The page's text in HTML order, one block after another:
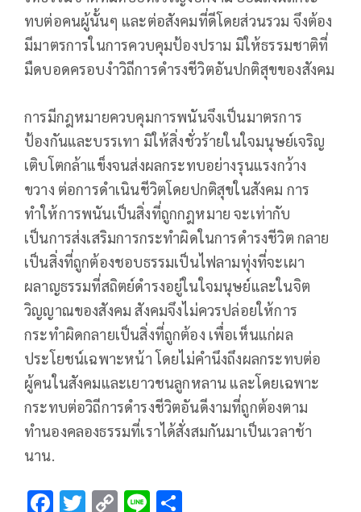
ทบต่อคนผู้นั้นๆ และต่อสังคมที่ดีโดยส่วนรวม จึงต้อง
มีมาตรการในการควบคุมป้องปราม มิให้ธรรมชาติที่
มืดบอดครอบงำวิถีการดำรงชีวิตอันปกติสุขของสังคม
การมีกฎหมายควบคุมการพนันจึงเป็นมาตรการ
ป้องกันและบรรเทา มิให้สิ่งชั่วร้ายในใจมนุษย์เจริญ
เติบโตกล้าแข็งจนส่งผลกระทบอย่างรุนแรงกว้าง
ขวาง ต่อการดำเนินชีวิตโดยปกติสุขในสังคม การ
ทำให้การพนันเป็นสิ่งที่ถูกกฎหมาย จะเท่ากับ
เป็นการส่งเสริมการกระทำผิดในการดำรงชีวิต กลาย
เป็นสิ่งที่ถูกต้องชอบธรรมเป็นไฟลามทุ่งที่จะเผา
ผลาญธรรมที่สถิตย์ดำรงอยู่ในใจมนุษย์และในจิต
วิญญาณของสังคม สังคมจึงไม่ควรปล่อยให้การ
กระทำผิดกลายเป็นสิ่งที่ถูกต้อง เพื่อเห็นแก่ผล
ประโยชน์เฉพาะหน้า โดยไม่คำนึงถึงผลกระทบต่อ
ผู้คนในสังคมและเยาวชนลูกหลาน และโดยเฉพาะ
กระทบต่อวิถีการดำรงชีวิตอันดีงามที่ถูกต้องตาม
ทำนองคลองธรรมที่เราได้สั่งสมกันมาเป็นเวลาช้า
นาน.
F T C Li